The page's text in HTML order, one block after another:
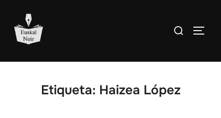
contenido
Buscar:
Etiqueta: Haizea López